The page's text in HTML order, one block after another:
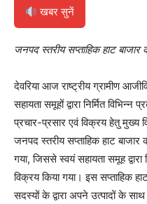
खबर सुनें
जनपद स्तरीय सप्ताहिक हाट
देवरिया आज राष्ट्रीय ग्रामीण
सहायता समूहों द्वारा निर्मित
प्रचार-प्रसार एवं विक्रय हेतु मुख्य
जनपद स्तरीय सप्ताहिक हाट
गया, जिससे स्वयं सहायता समूह
विक्रय किया गया। इस सप्ताहिक
सदस्यों के द्वारा अपने उत्पादों के साथ